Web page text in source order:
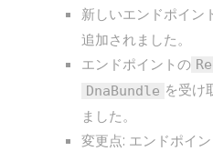
新しいエンドポイン
追加されました。
エンドポイントの
DnaBundle を受け
ました。
変更点: エンドポイ